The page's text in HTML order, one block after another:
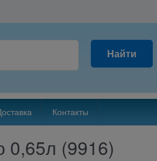
Найти
Контакты
0,65л (9916)